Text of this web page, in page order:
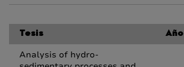
Tesis Año
Analysis of hydro-